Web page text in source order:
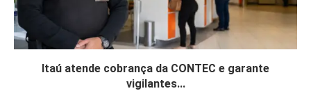
Itaú atende cobrança da CONTEC e garante
vigilantes...